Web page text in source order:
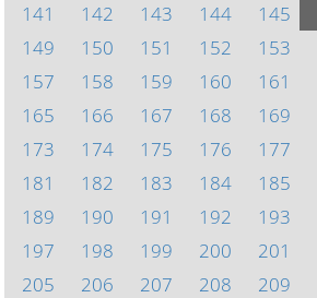
141
142 143 144 145
149
150 151 152 153
157
158 159 160 161
165
166 167 168 169
173
174 175 176 177
181
182 183 184 185
189
190 191 192 193
197
198 199 200 201
205
206 207 208 209